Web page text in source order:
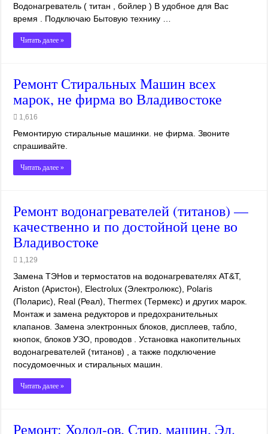
Водонагреватель ( титан , бойлер ) В удобное для Вас
время . Подключаю Бытовую технику …
Читать далее »
Ремонт Стиральных Машин всех
марок, не фирма во Владивостоке
1,616
Ремонтирую стиральные машинки. не фирма. Звоните
спрашивайте.
Читать далее »
Ремонт водонагревателей (титанов) —
качественно и по достойной цене во
Владивостоке
1,129
Замена ТЭНов и термостатов на водонагревателях AT&T,
Ariston (Аристон), Electrolux (Электролюкс), Polaris
(Поларис), Real (Реал), Thermex (Термекс) и других марок.
Монтаж и замена редукторов и предохранительных
клапанов. Замена электронных блоков, дисплеев, табло,
кнопок, блоков УЗО, проводов . Установка накопительных
водонагревателей (титанов) , а также подключение
посудомоечных и стиральных машин.
Читать далее »
Ремонт: Холод-ов, Стир. машин, Эл.